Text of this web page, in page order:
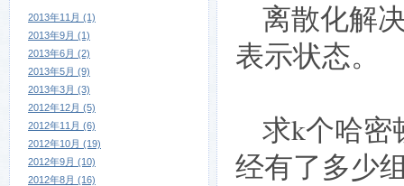
2013年11月 (1)
2013年9月 (1)
2013年6月 (2)
2013年5月 (9)
2013年3月 (3)
2012年12月 (5)
2012年11月 (6)
2012年10月 (19)
2012年9月 (10)
2012年8月 (16)
离散化解
表示状态。
求k个哈密
经有了多少